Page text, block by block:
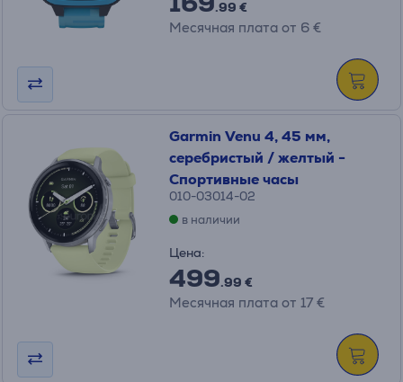
.99 €
Месячная плата от 6 €
Garmin Venu 4, 45 мм,
серебристый / желтый -
Спортивные часы
010-03014-02
в наличии
Цена:
499.99 €
Месячная плата от 17 €